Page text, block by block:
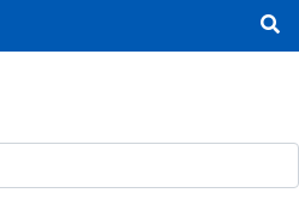
Ricerca -